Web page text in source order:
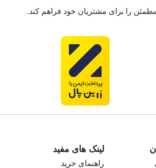
را برای مشتریان خود فراهم کند.
لینک های مفید
راهنمای خرید